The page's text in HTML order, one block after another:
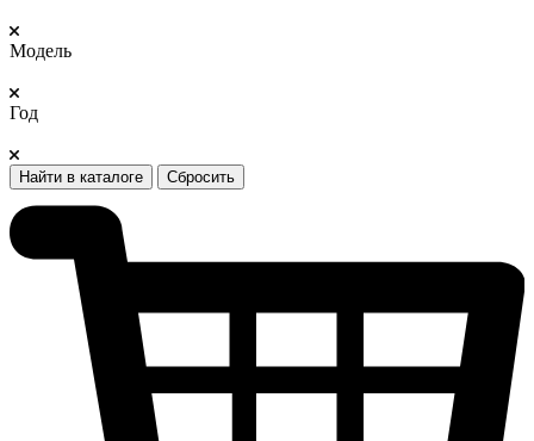
Модель
Год
Найти в каталоге Сбросить